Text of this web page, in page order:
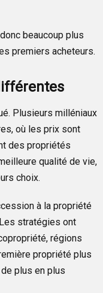
beaucoup plus
premiers acheteurs.
Plusieurs milléniaux
où les prix sont
des propriétés
qualité de vie,
choix.
à la propriété
stratégies ont
régions
propriété plus
plus en plus